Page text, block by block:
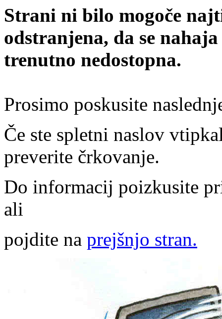
Strani ni bilo mogoče
odstranjena, da se
trenutno nedostopna.
Prosimo poskusite
Če ste spletni naslov
preverite črkovanje.
Do informacij poizkusite
ali
pojdite na prejšnjo stran.